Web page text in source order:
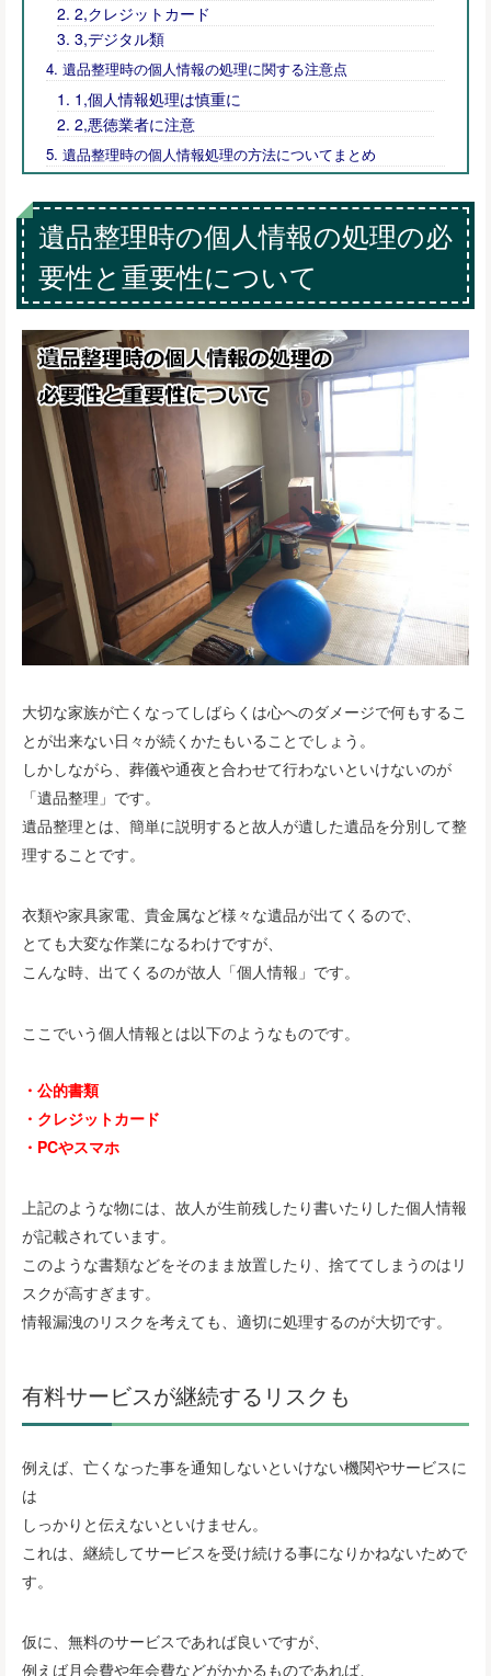
2,クレジットカード
3,デジタル類
遺品整理時の個人情報の処理に関する注意点
1,個人情報処理は慎重に
2,悪徳業者に注意
遺品整理時の個人情報処理の方法についてまとめ
遺品整理時の個人情報の処理の必
要性と重要性について
大切な家族が亡くなってしばらくは心へのダメージで何もするこ
とが出来ない日々が続くかたもいることでしょう。
しかしながら、葬儀や通夜と合わせて行わないといけないのが
「遺品整理」です。
遺品整理とは、簡単に説明すると故人が遺した遺品を分別して整
理することです。
衣類や家具家電、貴金属など様々な遺品が出てくるので、
とても大変な作業になるわけですが、
こんな時、出てくるのが故人「個人情報」です。
ここでいう個人情報とは以下のようなものです。
・公的書類
・クレジットカード
・PCやスマホ
上記のような物には、故人が生前残したり書いたりした個人情報
が記載されています。
このような書類などをそのまま放置したり、捨ててしまうのはリ
スクが高すぎます。
情報漏洩のリスクを考えても、適切に処理するのが大切です。
有料サービスが継続するリスクも
例えば、亡くなった事を通知しないといけない機関やサービスに
は
しっかりと伝えないといけません。
これは、継続してサービスを受け続ける事になりかねないためで
す。
仮に、無料のサービスであれば良いですが、
例えば月会費や年会費などがかかるものであれば、